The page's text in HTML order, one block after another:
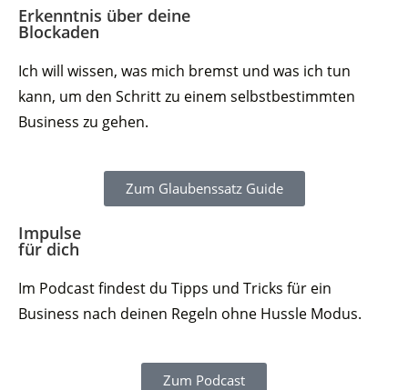
Erkenntnis über deine
Blockaden
Ich will wissen, was mich bremst und was ich tun
kann, um den Schritt zu einem selbstbestimmten
Business zu gehen.
Zum Glaubenssatz Guide
Impulse
für dich
Im Podcast findest du Tipps und Tricks für ein
Business nach deinen Regeln ohne Hussle Modus.
Zum Podcast